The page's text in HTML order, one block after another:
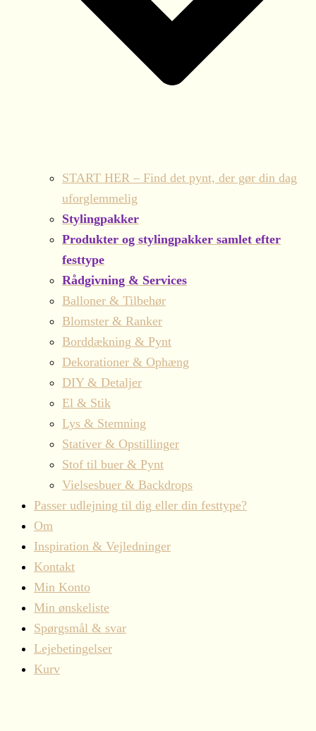
START HER – Find det pynt, der gør din dag
uforglemmelig
Stylingpakker
Produkter og stylingpakker samlet efter
festtype
Rådgivning & Services
Balloner & Tilbehør
Blomster & Ranker
Borddækning & Pynt
Dekorationer & Ophæng
DIY & Detaljer
El & Stik
Lys & Stemning
Stativer & Opstillinger
Stof til buer & Pynt
Vielsesbuer & Backdrops
Passer udlejning til dig eller din festtype?
Om
Inspiration & Vejledninger
Kontakt
Min Konto
Min ønskeliste
Spørgsmål & svar
Lejebetingelser
Kurv